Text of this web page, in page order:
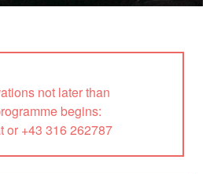
not later than
begins:
or +43 316 262787